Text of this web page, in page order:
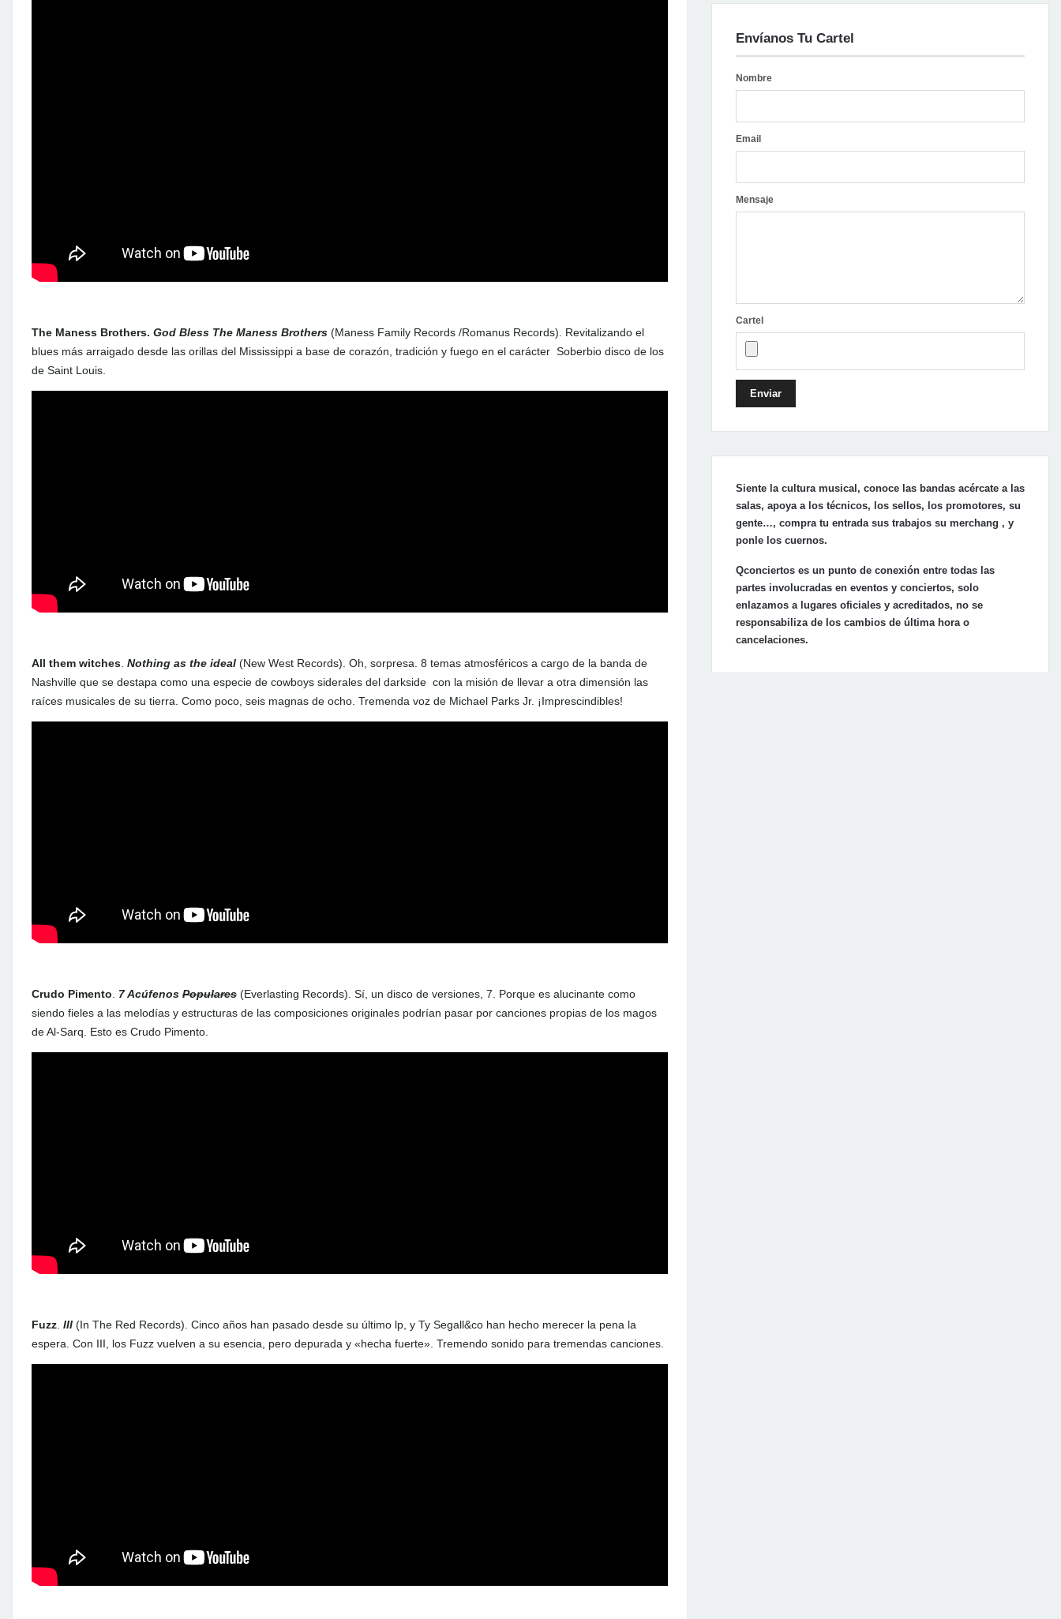
The Maness Brothers. God Bless The Maness Brothers (Maness Family Records /Romanus Records). Revitalizando el
blues más arraigado desde las orillas del Mississippi a base de corazón, tradición y fuego en el carácter Soberbio disco de los
de Saint Louis.
All them witches Nothing as the ideal (New West Records). Oh, sorpresa. 8 temas atmosféricos a cargo de la banda de
Nashville que se destapa como una especie de cowboys siderales del darkside con la misión de llevar a otra dimensión las
raíces musicales de su tierra. Como poco, seis magnas de ocho. Tremenda voz de Michael Parks Jr. ¡Imprescindibles!
Crudo Pimento 7 Acúfenos Populares (Everlasting Records). Sí, un disco de versiones, 7. Porque es alucinante como
siendo fieles a las melodías y estructuras de las composiciones originales podrían pasar por canciones propias de los magos
de Al-Sarq. Esto es Crudo Pimento.
Fuzz III (In The Red Records). Cinco años han pasado desde su último lp, y Ty Segall&co han hecho merecer la pena la
espera. Con III, los Fuzz vuelven a su esencia, pero depurada y «hecha fuerte». Tremendo sonido para tremendas canciones.
Envíanos Tu Cartel
Nombre
Email
Mensaje
Cartel
Enviar
Siente la cultura musical, conoce las bandas acércate a las
salas, apoya a los técnicos, los sellos, los promotores, su
gente…, compra tu entrada sus trabajos su merchang , y
ponle los cuernos.
Qconciertos es un punto de conexión entre todas las
partes involucradas en eventos y conciertos, solo
enlazamos a lugares oficiales y acreditados, no se
responsabiliza de los cambios de última hora o
cancelaciones.